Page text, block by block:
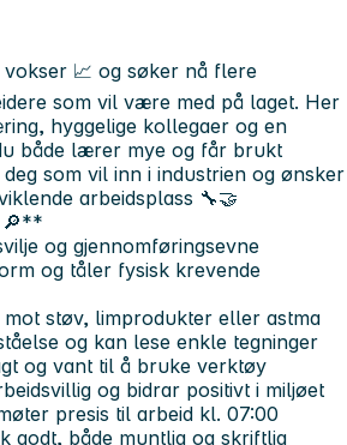
📈 og søker nå flere
som vil være med på laget. Her
hyggelige kollegaer og en
både lærer mye og får brukt
som vil inn i industrien og ønsker
arbeidsplass 🔧🤝
🔎**
og gjennomføringsevne
og tåler fysisk krevende
støv, limprodukter eller astma
og kan lese enkle tegninger
og vant til å bruke verktøy
og bidrar positivt i miljøet
presis til arbeid kl. 07:00
godt, både muntlig og skriftlig